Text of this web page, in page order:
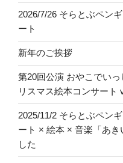
2026/7/26 そらとぶペン
ート
新年のご挨拶
第20回公演 おやこでい
リスマス絵本コンサート
2025/11/2 そらとぶペン
ート × 絵本 × 音楽「あ
した